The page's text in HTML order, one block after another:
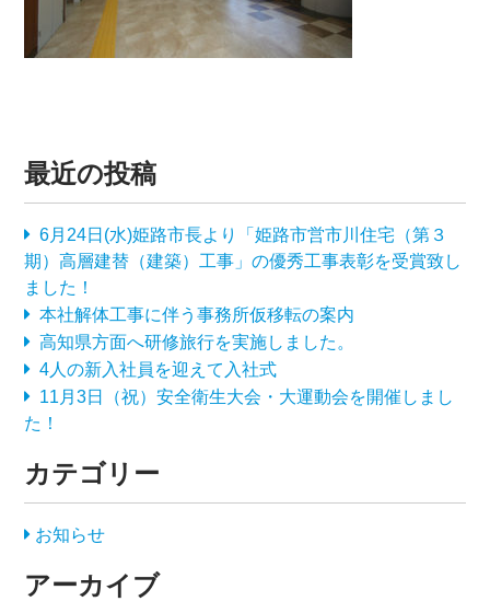
最近の投稿
6月24日(水)姫路市長より「姫路市営市川住宅（第３
期）高層建替（建築）工事」の優秀工事表彰を受賞致し
ました！
本社解体工事に伴う事務所仮移転の案内
高知県方面へ研修旅行を実施しました。
4人の新入社員を迎えて入社式
11月3日（祝）安全衛生大会・大運動会を開催しまし
た！
カテゴリー
お知らせ
アーカイブ